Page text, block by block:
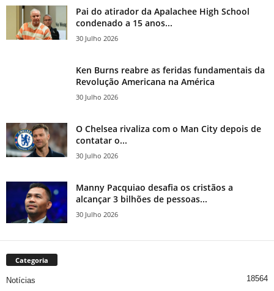
Pai do atirador da Apalachee High School
condenado a 15 anos...
30 Julho 2026
Ken Burns reabre as feridas fundamentais da
Revolução Americana na América
30 Julho 2026
O Chelsea rivaliza com o Man City depois de
contatar o...
30 Julho 2026
Manny Pacquiao desafia os cristãos a
alcançar 3 bilhões de pessoas...
30 Julho 2026
Categoria
Notícias 18564